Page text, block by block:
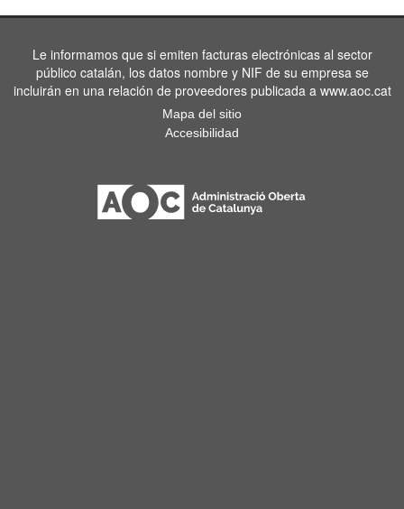
Le informamos que si emiten facturas electrónicas al sector
público catalán, los datos nombre y NIF de su empresa se
incluirán en una relación de proveedores publicada a www.aoc.cat
Mapa del sitio
Accesibilidad